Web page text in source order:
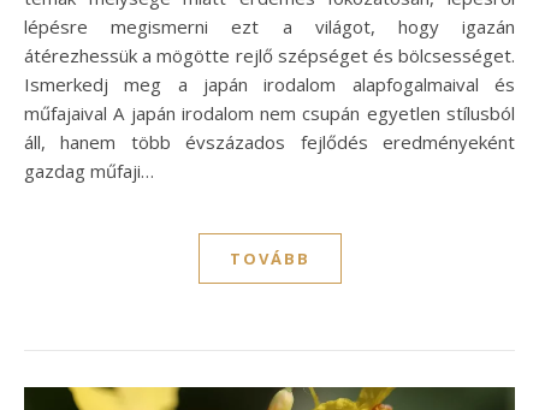
lépésre megismerni ezt a világot, hogy igazán
átérezhessük a mögötte rejlő szépséget és bölcsességet.
Ismerkedj meg a japán irodalom alapfogalmaival és
műfajaival A japán irodalom nem csupán egyetlen stílusból
áll, hanem több évszázados fejlődés eredményeként
gazdag műfaji…
TOVÁBB